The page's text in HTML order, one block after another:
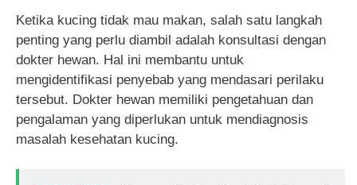
Ketika kucing tidak mau makan, salah satu langkah
penting yang perlu diambil adalah konsultasi dengan
dokter hewan. Hal ini membantu untuk
mengidentifikasi penyebab yang mendasari perilaku
tersebut. Dokter hewan memiliki pengetahuan dan
pengalaman yang diperlukan untuk mendiagnosis
masalah kesehatan kucing.